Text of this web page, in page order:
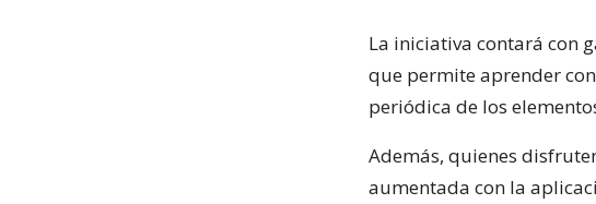
La iniciativa contará con
que permite aprender
periódica de los
Además, quienes
aumentada con la